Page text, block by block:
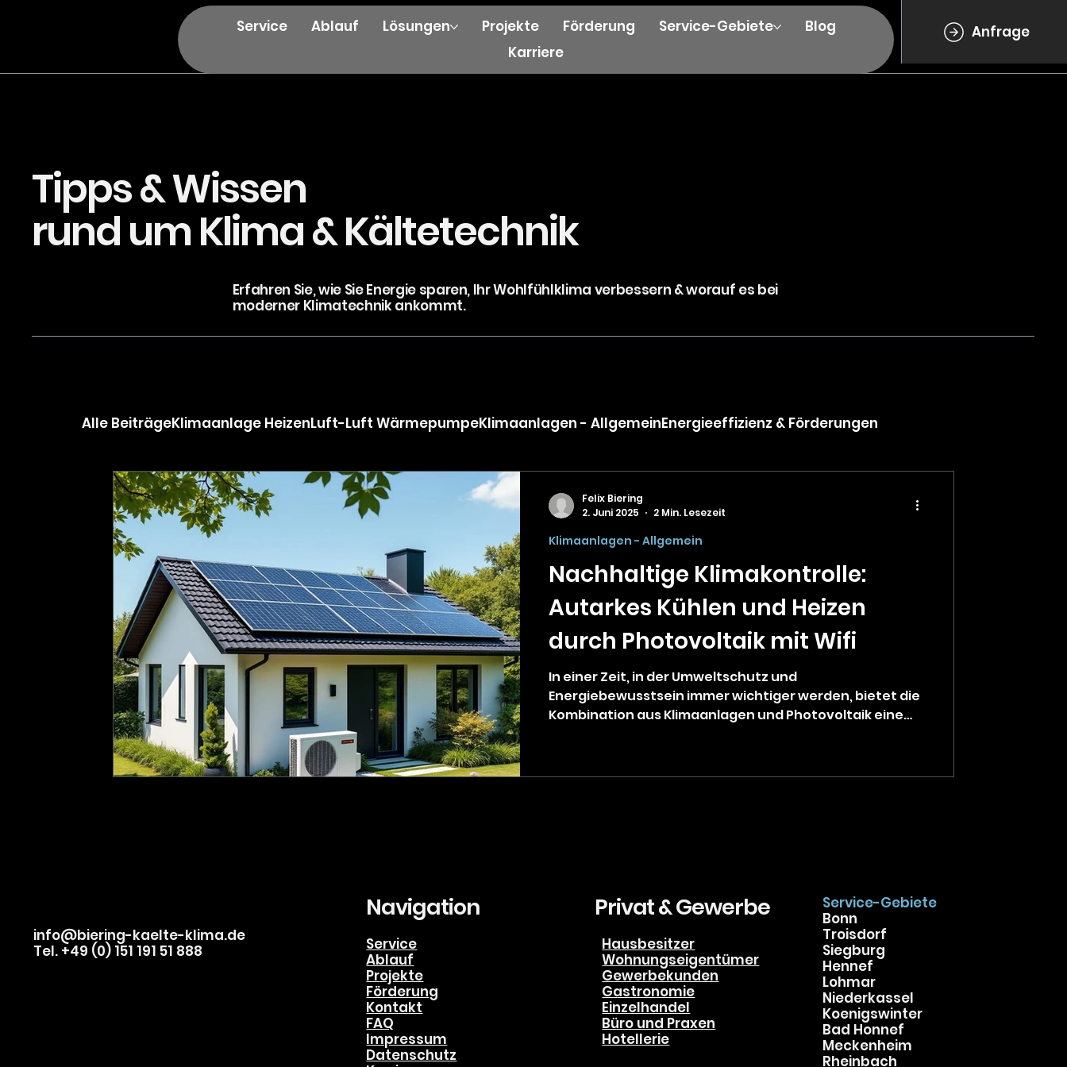
Service Ablauf Lösungen Projekte Förderung Service-Gebiete
Blog
Karriere
Anfrage
Tipps & Wissen
rund um Klima & Kältetechnik
Erfahren Sie, wie Sie Energie sparen, Ihr Wohlfühlklima verbessern & worauf es bei
moderner Klimatechnik ankommt.
Alle BeiträgeKlimaanlage HeizenLuft-Luft WärmepumpeKlimaanlagen - AllgemeinEnergieeffizienz & Förderungen
Projekt
Nachhaltige Klimakontrolle:
Autarkes Kühlen und Heizen
durch Photovoltaik mit Wifi
In einer Zeit, in der Umweltschutz und
Energiebewusstsein immer wichtiger werden, bietet die
Kombination aus Klimaanlagen und Photovoltaik eine
dass die Integration von erneuerbarer Energie in
Klimaanlagen - Allgemein
Felix Biering
2. Juni 2025
2 Min. Lesezeit
info@biering-kaelte-klima.de
Tel. +49 (0) 151 191 51 888
Navigation
Service
Ablauf
Projekte
Förderung
Kontakt
FAQ
Impressum
Datenschutz
Privat & Gewerbe
Hausbesitzer
Wohnungseigentümer
Gewerbekunden
Gastronomie
Einzelhandel
Büro und Praxen
Hotellerie
Service-Gebiete
Bonn
Troisdorf
Siegburg
Hennef
Lohmar
Niederkassel
Koenigswinter
Bad Honnef
Meckenheim
Rheinbach